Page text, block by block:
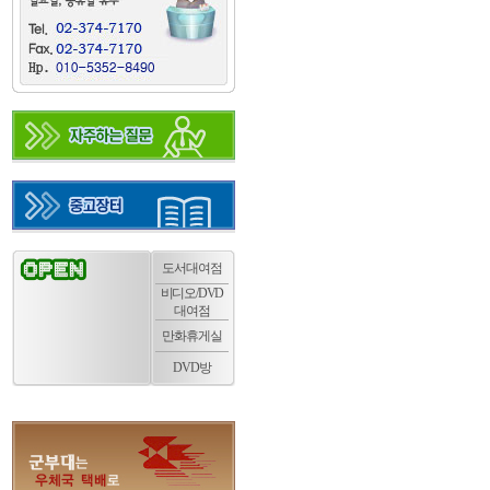
도서대여점
비디오/DVD
대여점
만화휴게실
DVD방